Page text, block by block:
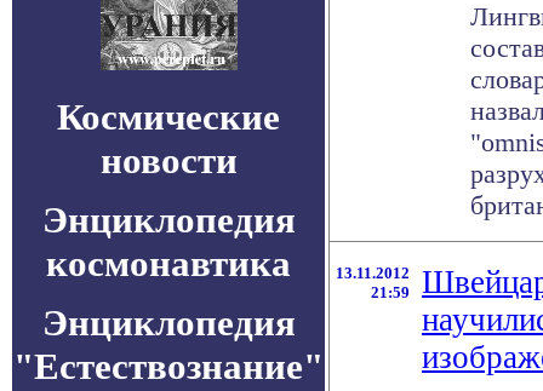
Космические
новости
Энциклопедия
космонавтика
Энциклопедия
"Естествознание"
13.11.2012
21:59